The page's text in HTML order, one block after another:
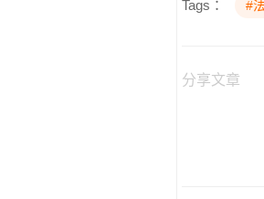
Tags： #
分享文章